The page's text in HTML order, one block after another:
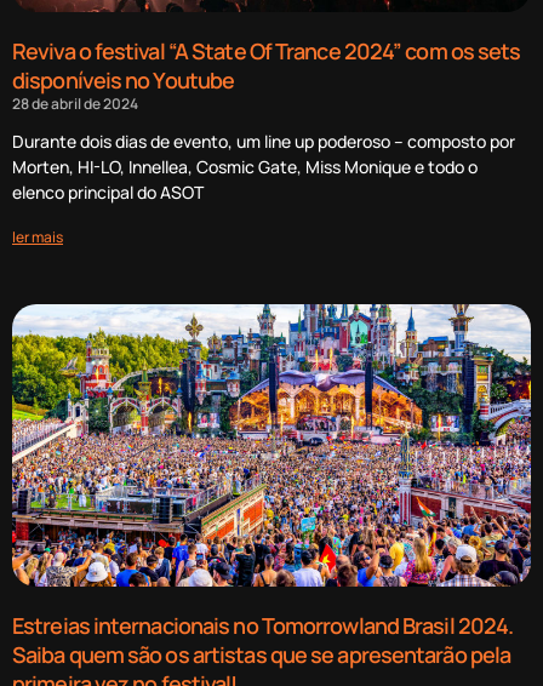
Reviva o festival “A State Of Trance 2024” com os sets
disponíveis no Youtube
28 de abril de 2024
Durante dois dias de evento, um line up poderoso – composto por
Morten, HI-LO, Innellea, Cosmic Gate, Miss Monique e todo o
elenco principal do ASOT
ler mais
Estreias internacionais no Tomorrowland Brasil 2024.
Saiba quem são os artistas que se apresentarão pela